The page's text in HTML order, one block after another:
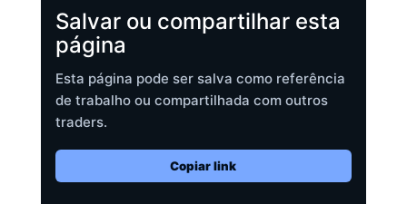
Salvar ou compartilhar esta
página
Esta página pode ser salva como referência
de trabalho ou compartilhada com outros
traders.
Copiar link